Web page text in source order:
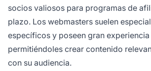
socios valiosos para programas de
plazo. Los webmasters suelen
específicos y poseen gran experiencia
permitiéndoles crear contenido
con su audiencia.